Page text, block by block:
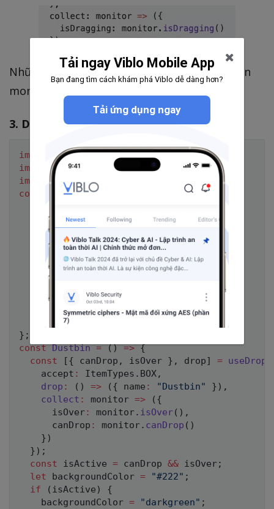
Những bài sau mình sẽ giới thiệu các function
monitor khác
3. Dustbin
import React from "react";
import { useDrop } "react-dnd" ;
import ItemTypes
const
style = {
  width
"12rem" ,
  marginRight
  marginBottom
: "1.5rem",
  color
"white",
  padding
: "1rem",
  fontSize
: "1rem",
  lineHeight
: "normal",
"left"
} ;
const Dustbin = () => {
const
[{ canDrop , isOver } , drop] = useDrop
    accept
: ItemTypes . BOX,
drop : ( ) => ( { name : "Dustbin" } ) ,
collect : monitor => ( {
      isOver
: monitor. isOver( ) ,
      canDrop
: monitor. canDrop ( )
} )
} ) ;
const isActive = canDrop && isOver;
let backgroundColor = "#222" ;
if
( isActive )
{
    backgroundColor
= "darkgreen" ;
Tải ngay Viblo Mobile App
Bạn đang tìm cách khám phá Viblo dễ dàng hơn?
Tải ứng dụng ngay